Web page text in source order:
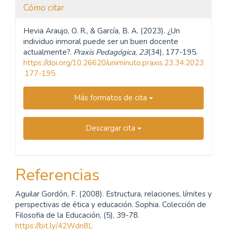
Cómo citar
Hevia Araujo, O. R., & García, B. A. (2023). ¿Un
individuo inmoral puede ser un buen docente
actualmente?. Praxis Pedagógica, 23(34), 177-195.
https://doi.org/10.26620/uniminuto.praxis.23.34.2023
.177-195
Más formatos de cita
Descargar cita
Referencias
Aguilar Gordón, F. (2008). Estructura, relaciones, límites y
perspectivas de ética y educación. Sophia. Colección de
Filosofia de la Educación, (5), 39-78.
https://bit.ly/42Wdn8L